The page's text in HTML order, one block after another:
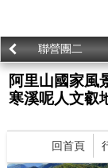
聯營團二
阿里山國家風
寒溪呢人文叡
回首頁